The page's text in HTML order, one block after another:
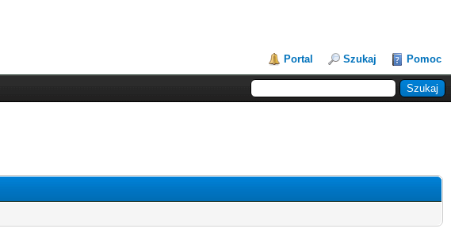
Portal Szukaj Pomoc